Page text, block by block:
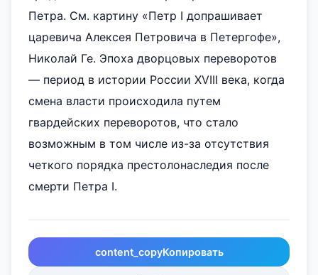
Петра. См. картину «Петр I допрашивает
царевича Алексея Петровича в Петергофе»,
Николай Ге. Эпоха дворцовых переворотов
— период в истории России XVIII века, когда
смена власти происходила путем
гвардейских переворотов, что стало
возможным в том числе из-за отсутствия
четкого порядка престолонаследия после
смерти Петра I.
content_copyКопировать